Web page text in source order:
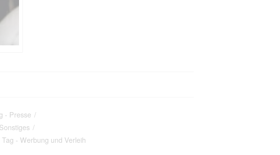
- Presse /
/
- Werbung und Verleih